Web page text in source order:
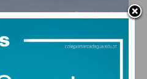
nada. Só estudei isto
isto.
few clouds
vento: 1m/s O
MAX 22 • MIN 22